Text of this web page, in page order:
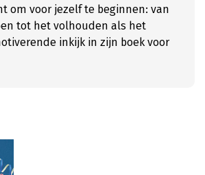
om voor jezelf te beginnen: van
tot het volhouden als het
inkijk in zijn boek voor